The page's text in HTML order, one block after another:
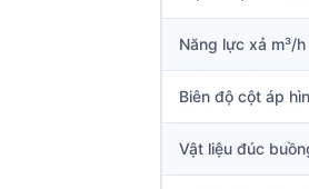
Năng lực xả m³/
Biên độ cột áp
Vật liệu đúc